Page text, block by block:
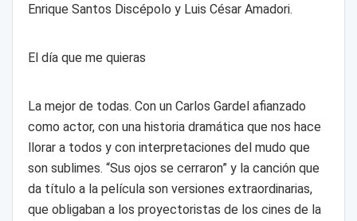
Enrique Santos Discépolo y Luis César Amadori.
El día que me quieras
La mejor de todas. Con un Carlos Gardel afianzado
como actor, con una historia dramática que nos hace
llorar a todos y con interpretaciones del mudo que
son sublimes. “Sus ojos se cerraron” y la canción que
da título a la película son versiones extraordinarias,
que obligaban a los proyectoristas de los cines de la